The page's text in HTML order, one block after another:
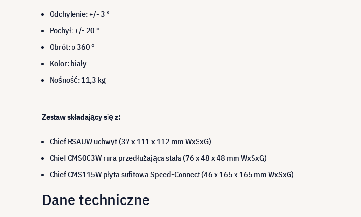
Odchylenie: +/- 3 °
Pochył: +/- 20 °
Obrót: o 360 °
Kolor: biały
Nośność: 11,3 kg
Zestaw składający się z:
Chief RSAUW uchwyt (37 x 111 x 112 mm WxSxG)
Chief CMS003W rura przedłużająca stała (76 x 48 x 48 mm WxSxG)
Chief CMS115W płyta sufitowa Speed-Connect (46 x 165 x 165 mm WxSxG)
Dane techniczne